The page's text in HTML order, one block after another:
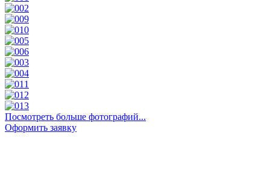
Посмотреть больше фотографий...
Оформить заявку